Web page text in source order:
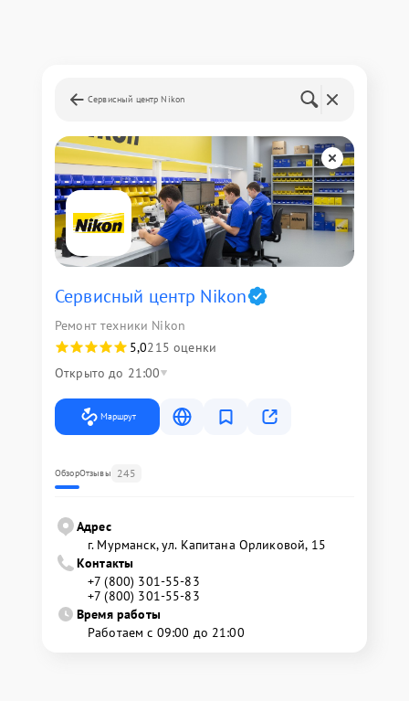
Сервисный центр Nikon
Сервисный центр Nikon
Ремонт техники Nikon
5,0215 оценки
Открыто до 21:00
Маршрут
ОбзорОтзывы 245
Адрес
г. Мурманск, ул. Капитана Орликовой, 15
Контакты
+7 (800) 301-55-83
+7 (800) 301-55-83
Время работы
Работаем с 09:00 до 21:00